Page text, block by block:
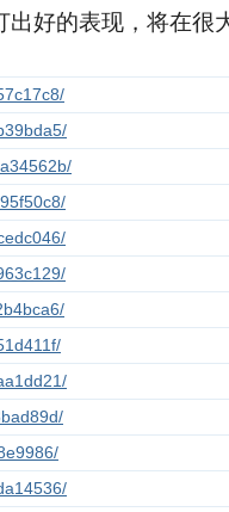
好的表现，将在很